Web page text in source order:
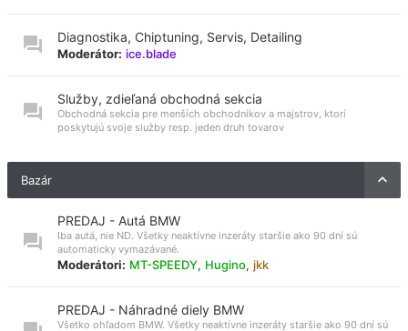
Diagnostika, Chiptuning, Servis, Detailing
Moderátor: ice.blade
Služby, zdieľaná obchodná sekcia
Obchodná sekcia pre menších obchodníkov a majstrov, ktorí
poskytujú svoje služby resp. jeden druh tovarov
Bazár
PREDAJ - Autá BMW
Iba autá, nie ND. Všetky neaktívne inzeráty staršie ako 90 dní sú
automaticky vymazávané.
Moderátori: MT-SPEEDY, Hugino, jkk
PREDAJ - Náhradné diely BMW
Všetko ohľadom BMW. Všetky neaktívne inzeráty staršie ako 90 dní sú